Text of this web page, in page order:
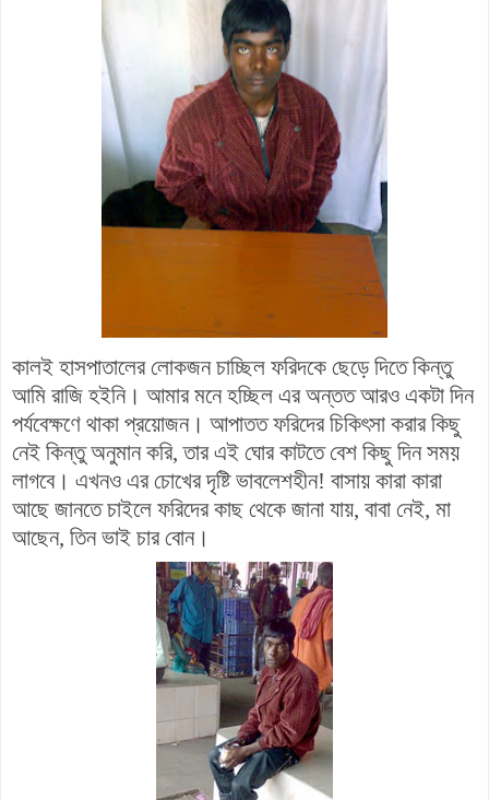
কালই হাসপাতালের লোকজন চাচ্ছিল ফরিদকে ছেড়ে দিতে কিন্তু
আমি রাজি হইনি। আমার মনে হচ্ছিল এর অন্তত আরও একটা দিন
পর্যবেক্ষণে থাকা প্রয়োজন। আপাতত ফরিদের চিকিৎসা করার কিছু
নেই কিন্তু অনুমান করি, তার এই ঘোর কাটতে বেশ কিছু দিন সময়
লাগবে। এখনও এর চোখের দৃষ্টি ভাবলেশহীন! বাসায় কারা কারা
আছে জানতে চাইলে ফরিদের কাছ থেকে জানা যায়, বাবা নেই, মা
আছেন, তিন ভাই চার বোন।